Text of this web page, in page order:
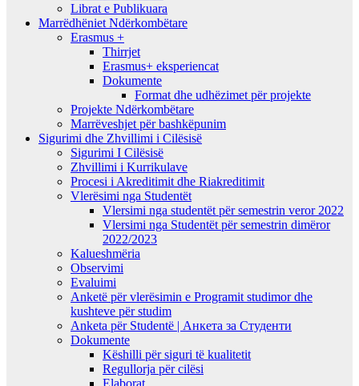
Librat e Publikuara
Marrëdhëniet Ndërkombëtare
Erasmus +
Thirrjet
Erasmus+ eksperiencat
Dokumente
Format dhe udhëzimet për projekte
Projekte Ndërkombëtare
Marrëveshjet për bashkëpunim
Sigurimi dhe Zhvillimi i Cilësisë
Sigurimi I Cilësisë
Zhvillimi i Kurrikulave
Procesi i Akreditimit dhe Riakreditimit
Vlerësimi nga Studentët
Vlersimi nga studentët për semestrin veror 2022
Vlersimi nga Studentët për semestrin dimëror
2022/2023
Kalueshmëria
Observimi
Evaluimi
Anketë për vlerësimin e Programit studimor dhe
kushteve për studim
Anketa për Studentë | Анкета за Студенти
Dokumente
Këshilli për siguri të kualitetit
Regullorja për cilësi
Elaborat